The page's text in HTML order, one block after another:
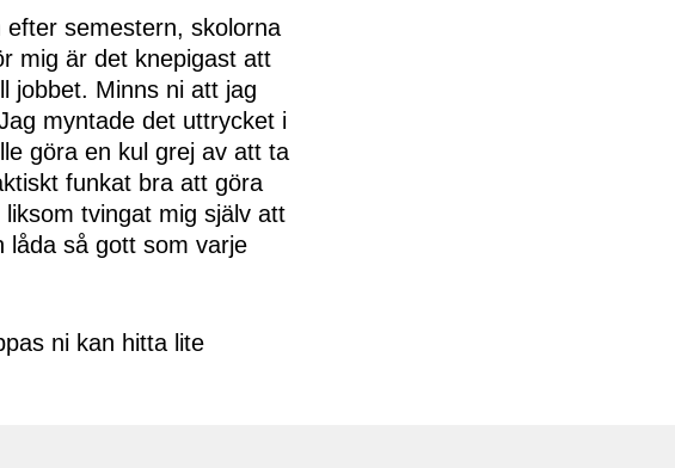
efter semestern, skolorna
mig är det knepigast att
jobbet. Minns ni att jag
myntade det uttrycket i
göra en kul grej av att ta
funkat bra att göra
tvingat mig själv att
låda så gott som varje
ni kan hitta lite